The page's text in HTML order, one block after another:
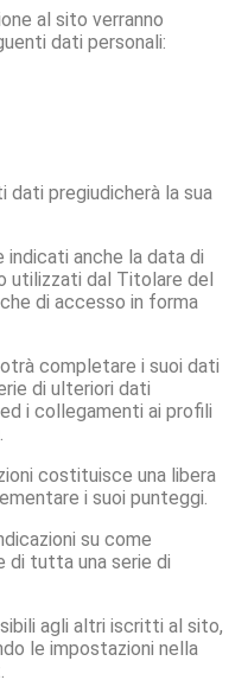
al sito verranno
dati personali:
dati pregiudicherà la sua
anche la data di
utilizzati dal Titolare del
di accesso in forma
completare i suoi dati
di ulteriori dati
i collegamenti ai profili
costituisce una libera
i suoi punteggi.
su come
di tutta una serie di
agli altri iscritti al sito,
le impostazioni nella